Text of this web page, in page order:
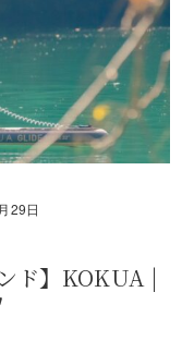
29日
ド】KOKUA |